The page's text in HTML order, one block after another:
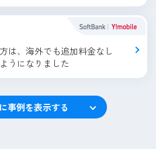
は、海外でも追加料金なし
うになりました
事例を表示する